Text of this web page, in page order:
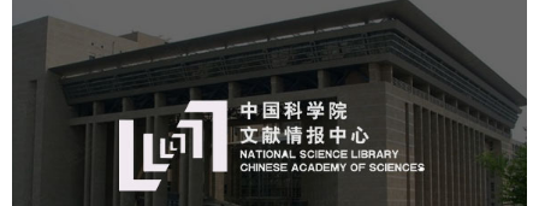
中国科学院文献情报中心
网站建设